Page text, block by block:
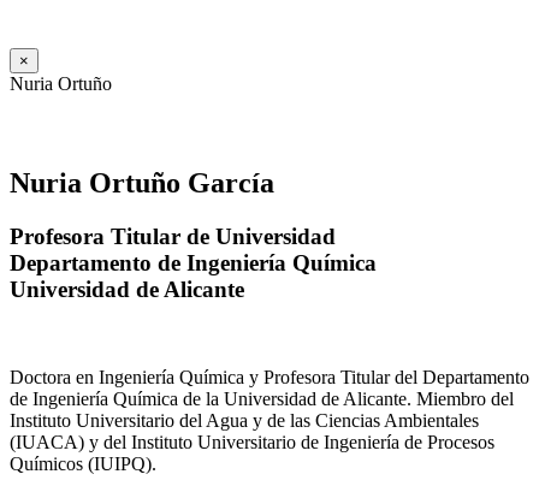
×
Nuria Ortuño
Nuria Ortuño García
Profesora Titular de Universidad
Departamento de Ingeniería Química
Universidad de Alicante
Doctora en Ingeniería Química y Profesora Titular del Departamento
de Ingeniería Química de la Universidad de Alicante. Miembro del
Instituto Universitario del Agua y de las Ciencias Ambientales
(IUACA) y del Instituto Universitario de Ingeniería de Procesos
Químicos (IUIPQ).